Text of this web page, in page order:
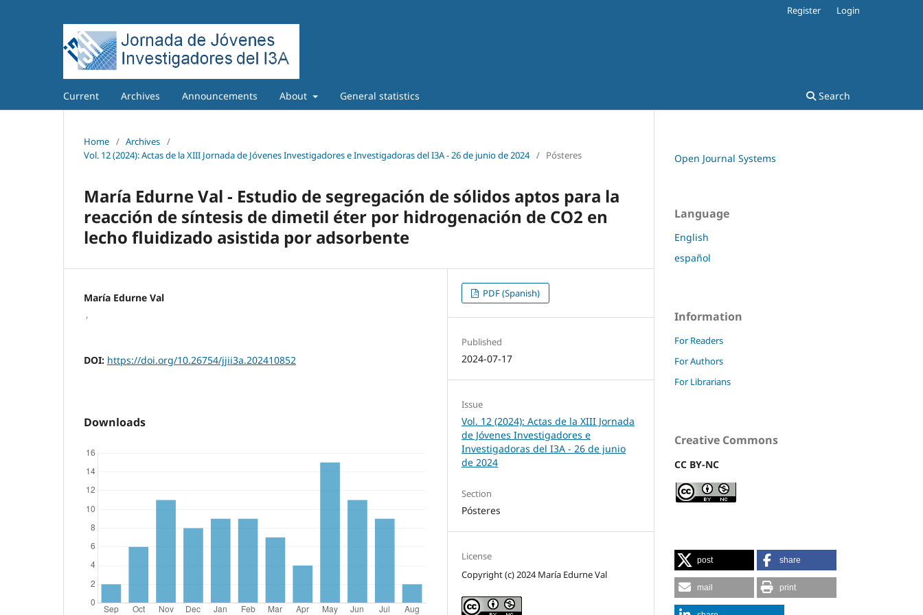
Current Archives Announcements About General statistics Search
Register Login
Home / Archives /
Vol. 12 (2024): Actas de la XIII Jornada de Jóvenes Investigadores e Investigadoras del I3A - 26 de junio de 2024 / Pósteres
María Edurne Val - Estudio de segregación de sólidos aptos para la
reacción de síntesis de dimetil éter por hidrogenación de CO2 en
lecho fluidizado asistida por adsorbente
María Edurne Val
,
DOI: https://doi.org/10.26754/jjii3a.202410852
Downloads
PDF (Spanish)
Published
2024-07-17
Issue
Vol. 12 (2024): Actas de la XIII Jornada
de Jóvenes Investigadores e
Investigadoras del I3A - 26 de junio
de 2024
Section
Pósteres
License
Copyright (c) 2024 María Edurne Val
Open Journal Systems
Language
English
español
Information
For Readers
For Authors
For Librarians
Creative Commons
CC BY-NC
post share
mail print